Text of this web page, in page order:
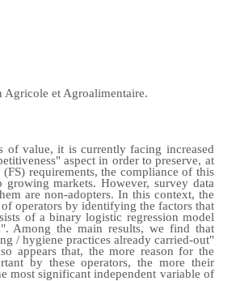
Agricole et Agroalimentaire.
of value, it is currently facing increased
aspect in order to preserve, at
requirements, the compliance of this
growing markets. However, survey data
are non-adopters. In this context, the
operators by identifying the factors that
of a binary logistic regression model
Among the main results, we find that
/ hygiene practices already carried-out"
appears that, the more reason for the
by these operators, the more their
most significant independent variable of